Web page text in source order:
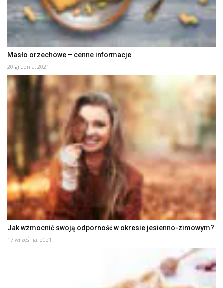
Masło orzechowe – cenne informacje
20 grudnia, 2021
Jak wzmocnić swoją odporność w okresie jesienno-zimowym?
17 września, 2021